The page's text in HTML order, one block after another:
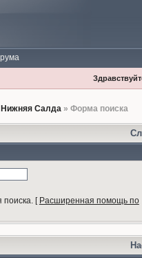
Салда» Форма поиска
поиска.[ Расширенная помощь по